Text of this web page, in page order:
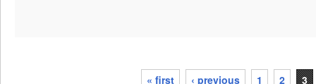
« first ‹ previous 1 2 3